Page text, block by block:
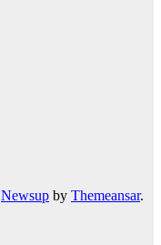
Newsup by Themeansar.